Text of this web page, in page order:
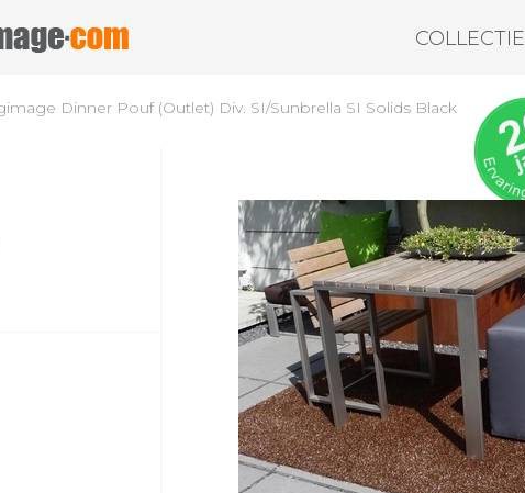
COLLECTIE
Dinner Pouf (Outlet) Div. SI/Sunbrella SI Solids Black